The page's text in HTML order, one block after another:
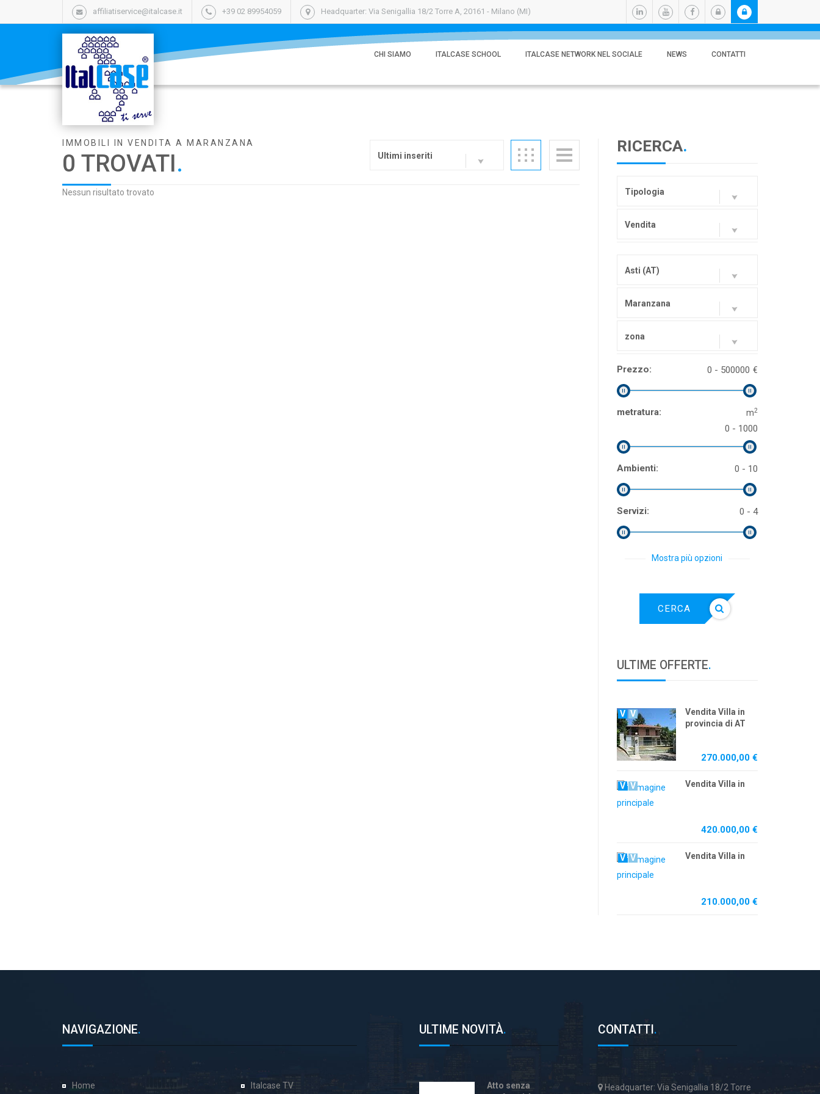
affiliatiservice@italcase.it +39 02 89954059 Headquarter: Via Senigallia 18/2 Torre A, 20161 - Milano (MI)
CHI SIAMO ITALCASE SCHOOL ITALCASE NETWORK NEL SOCIALE NEWS CONTATTI
IMMOBILI IN VENDITA A MARANZANA
0 TROVATI. Ultimi inseriti
Nessun risultato trovato
RICERCA.
Tipologia
Vendita
Asti (AT)
Maranzana
zona
Prezzo: €
0 - 500000
metratura: m2
0 - 1000
Ambienti: 0 - 10
Servizi: 0 - 4
Mostra più opzioni
CERCA
ULTIME OFFERTE.
V V
Vendita Villa in
provincia di AT
270.000,00 €
V V Vendita Villa in
420.000,00 €
V V Vendita Villa in
210.000,00 €
NAVIGAZIONE.
Home Italcase TV
ULTIME NOVITÀ.
Atto senza
CONTATTI .
Headquarter: Via Senigallia 18/2 Torre